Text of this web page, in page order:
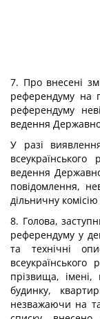
7. Про внесені
референдуму на
референдуму
ведення
У разі
ведення
повідомлення,
дільничну
8. Голова,
референдуму у
та технічні
прізвища,
будинку,
незважаючи на